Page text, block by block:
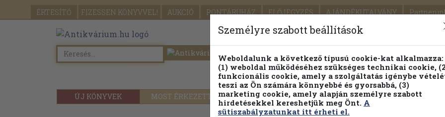
ÉRTESÍTŐ FIZESSEN KÖNYVVEL! AUKCIÓ PONTÁRUHÁZ ELŐJEGYZÉS AJÁNDÉKUTALVÁNY
SEGÍTSÉG
ÚJ KÖNYVEK MOST ÉRKEZETT PILLANATNYI ÁRAINK FENNTARTHATÓ
Részletes kereső Témaköri fa
Személyre szabott beállítások
Weboldalunk a következő típusú cookie-kat alkalmazza:
(1) weboldal működéséhez szükséges technikai cookie,
funkcionális cookie, amely a szolgáltatás igénybe
teszi az Ön számára könnyebbé és gyorsabbá, (3)
marketing cookie, amely alapján személyre szabott
hirdetésekkel kereshetjük meg Önt. A
sütiszabályzatunkat itt érheti el.